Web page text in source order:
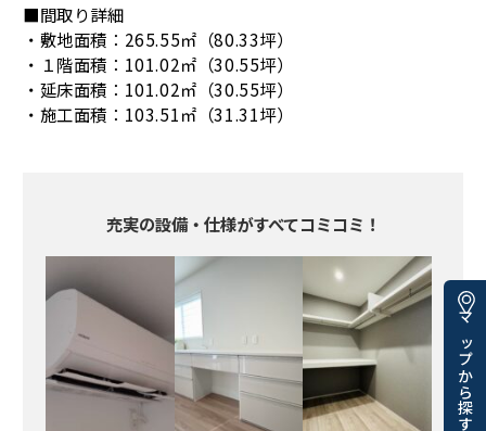
マップから探す
■間取り詳細
・敷地面積：265.55㎡（80.33坪）
・１階面積：101.02㎡（30.55坪）
・延床面積：101.02㎡（30.55坪）
・施工面積：103.51㎡（31.31坪）
充実の設備・仕様がすべてコミコミ！